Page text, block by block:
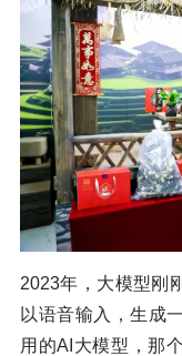
2023年，大模型刚
以语音输入，生成
用的AI大模型，那